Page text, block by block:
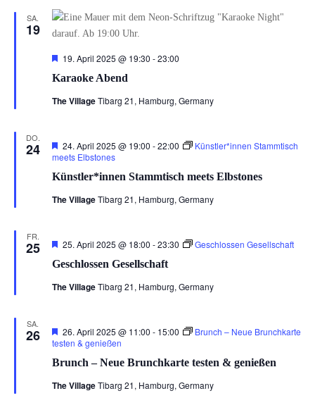
SA.
19
Karaoke Abend
Hervorgehoben
19. April 2025 @ 19:30 -23:00
The VillageTibarg 21, Hamburg, Germany
DO.
24
Künstler*innen Stammtisch meets Elbstones
Hervorgehoben
24. April 2025 @ 19:00 -22:00
Künstler*innen Stammtisch
meets Elbstones
The VillageTibarg 21, Hamburg, Germany
FR.
25
Geschlossen Gesellschaft
Hervorgehoben
25. April 2025 @ 18:00 -23:30 Geschlossen Gesellschaft
The VillageTibarg 21, Hamburg, Germany
SA.
26
Brunch – Neue Brunchkarte testen & genießen
Hervorgehoben
26. April 2025 @ 11:00 - 15:00
Brunch – Neue Brunchkarte
testen & genießen
The VillageTibarg 21, Hamburg, Germany